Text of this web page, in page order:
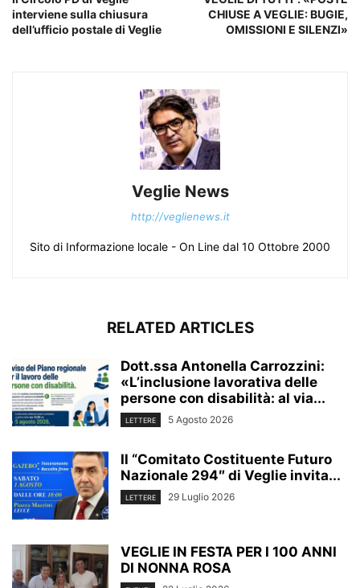
interviene sulla chiusura
dell’ufficio postale di Veglie
CHIUSE A VEGLIE: BUGIE,
OMISSIONI E SILENZI»
Veglie News
http://veglienews.it
Sito di Informazione locale - On Line dal 10 Ottobre 2000
RELATED ARTICLES
Dott.ssa Antonella Carrozzini:
«L’inclusione lavorativa delle
persone con disabilità: al via...
LETTERE 5 Agosto 2026
Il “Comitato Costituente Futuro
Nazionale 294″ di Veglie invita...
LETTERE 29 Luglio 2026
VEGLIE IN FESTA PER I 100 ANNI
DI NONNA ROSA